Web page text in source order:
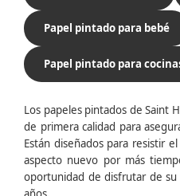
Papel pintado para bebé
Papel pintado para
Los papeles pintados de Saint
de primera calidad para
Están diseñados para resistir
aspecto nuevo por más
oportunidad de disfrutar de